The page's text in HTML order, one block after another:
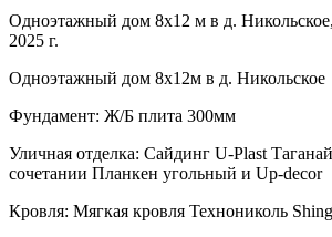
Одноэтажный дом 8х12 м в д.
2025 г.
Одноэтажный дом 8х12м в д. Никольское
Фундамент: Ж/Б плита 300мм
Уличная отделка: Сайдинг U-Plast
сочетании Планкен угольный и Up-decor
Кровля: Мягкая кровля Технониколь